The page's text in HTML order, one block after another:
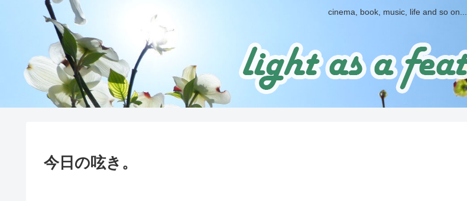
cinema, book, music, life and so on...
今日の呟き。